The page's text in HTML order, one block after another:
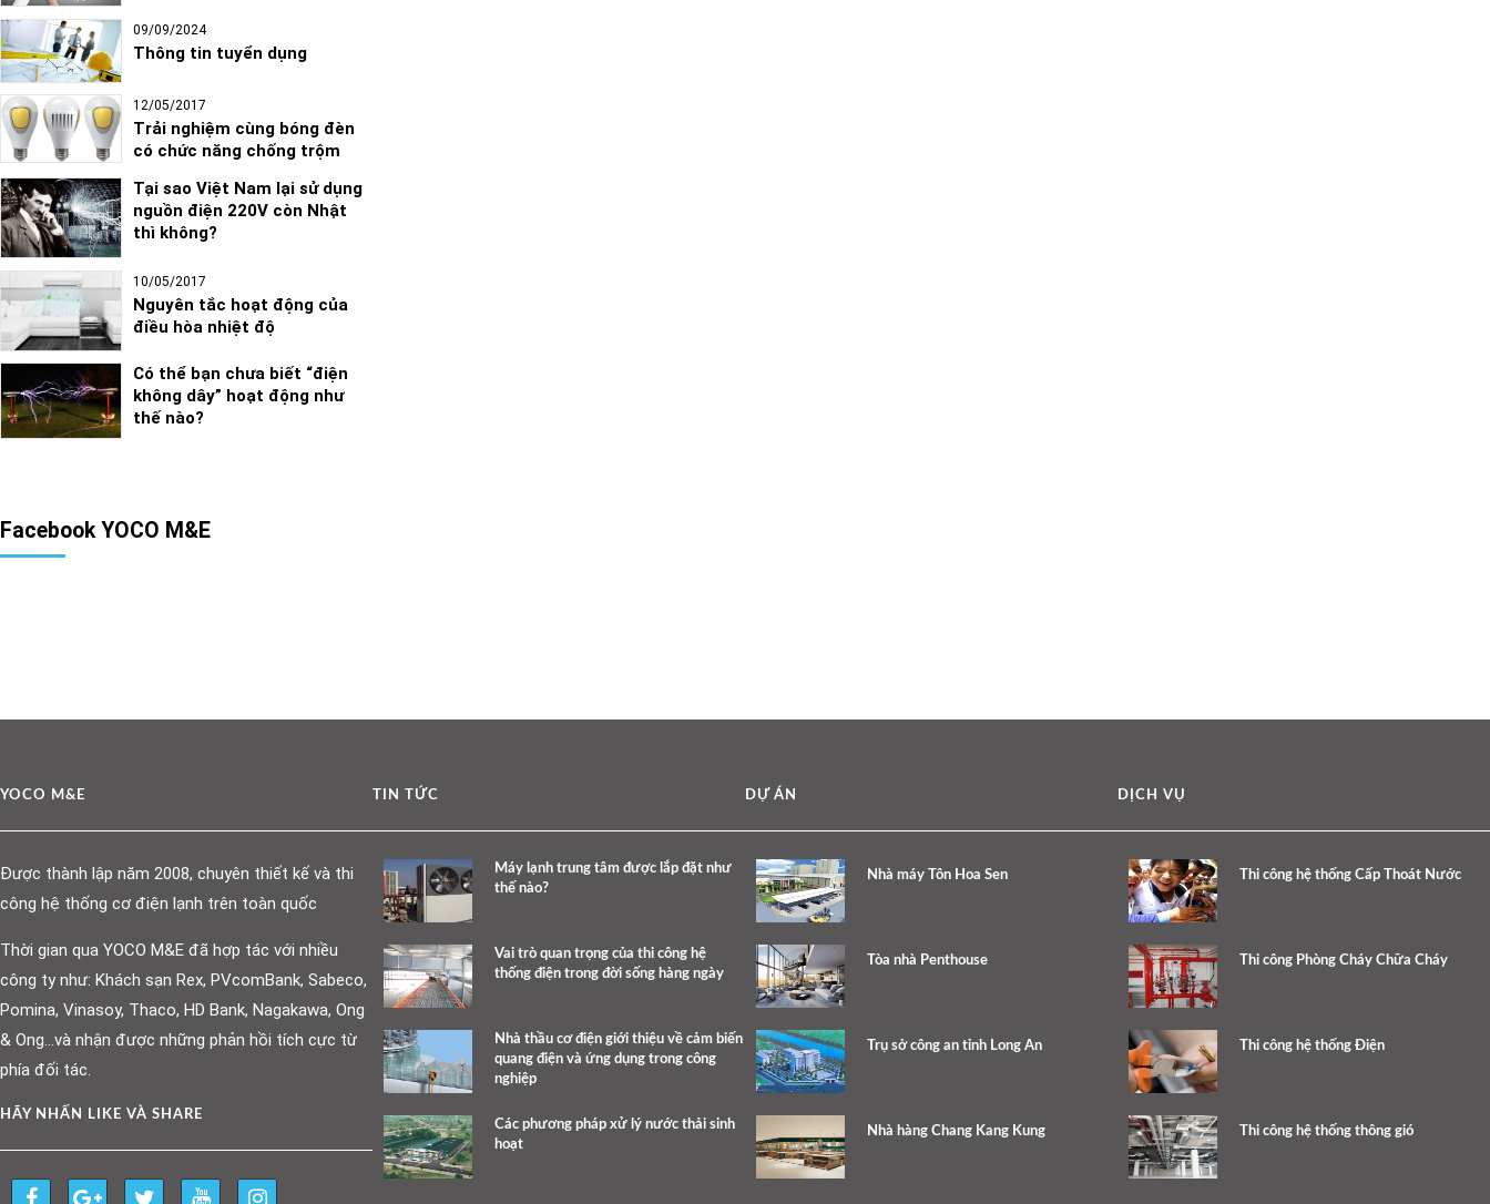
09/09/2024
Thông tin tuyển dụng
12/05/2017
Trải nghiệm cùng bóng đèn
có chức năng chống trộm
Tại sao Việt Nam lại sử dụng
nguồn điện 220V còn Nhật
thì không?
10/05/2017
Nguyên tắc hoạt động của
điều hòa nhiệt độ
Có thể bạn chưa biết “điện
không dây” hoạt động như
thế nào?
Facebook YOCO M&E
YOCO M&E
Được thành lập năm 2008, chuyên thiết kế và thi
công hệ thống cơ điện lạnh trên toàn quốc
Thời gian qua YOCO M&E đã hợp tác với nhiều
công ty như: Khách sạn Rex, PVcomBank, Sabeco,
Pomina, Vinasoy, Thaco, HD Bank, Nagakawa, Ong
& Ong…và nhận được những phản hồi tích cực từ
phía đối tác.
HÃY NHẤN LIKE VÀ SHARE
TIN TỨC
Máy lạnh trung tâm được lắp đặt như
thế nào?
Vai trò quan trọng của thi công hệ
thống điện trong đời sống hàng ngày
Nhà thầu cơ điện giới thiệu về cảm biến
quang điện và ứng dụng trong công
nghiệp
Các phương pháp xử lý nước thải sinh
hoạt
DỰ ÁN
Nhà máy Tôn Hoa Sen
Tòa nhà Penthouse
Trụ sở công an tỉnh Long An
Nhà hàng Chang Kang Kung
DỊCH VỤ
Thi công hệ thống Cấp Thoát Nước
Thi công Phòng Cháy Chữa Cháy
Thi công hệ thống Điện
Thi công hệ thống thông gió